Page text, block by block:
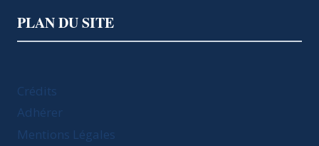
PLAN DU SITE
Crédits
Adhérer
Mentions Légales